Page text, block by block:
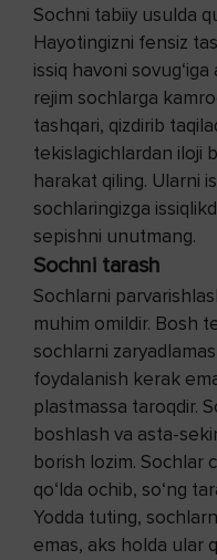
Sochni tabiiy usulda
Hayotingizni fensiz
issiq havoni
rejim sochlarga
tashqari, qizdirib
tekislagichlardan iloji
harakat qiling. Ularni
sochlaringizga
sepishni unutmang.
Sochni tarash
Sochlarni
muhim omildir. Bosh
sochlarni
foydalanish kerak
plastmassa taroqdir.
boshlash va asta-
borish lozim. Sochlar
qo‘lda ochib, so‘ng
Yodda tuting,
emas, aks holda ular